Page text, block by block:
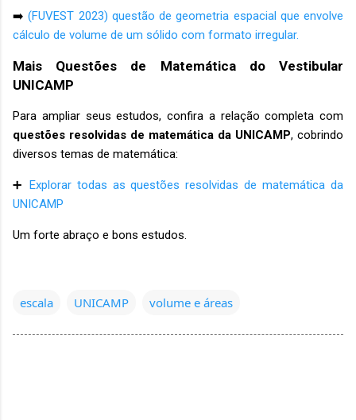
➡️(FUVEST 2023) questão de geometria espacial que envolve
cálculo de volume de um sólido com formato irregular.
Mais Questões de Matemática do Vestibular
UNICAMP
Para ampliar seus estudos, confira a relação completa com
questões resolvidas de matemática da UNICAMP, cobrindo
diversos temas de matemática:
➕ Explorar todas as questões resolvidas de matemática da
UNICAMP
Um forte abraço e bons estudos.
escala UNICAMP volume e áreas